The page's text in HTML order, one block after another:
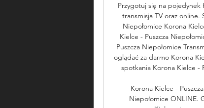
Przygotuj się na pojedynek
transmisja TV oraz online.
Niepołomice Korona
Kielce - Puszcza
Puszcza Niepołomice
oglądać za darmo Korona
spotkania Korona Kielce -
Korona Kielce -
Niepołomice ONLINE.